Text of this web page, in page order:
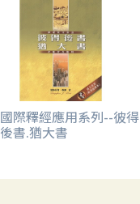
國際釋經應用系列--彼得
後書.猶大書